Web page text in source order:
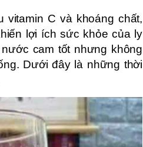
C và khoáng chất,
lợi ích sức khỏe của ly
cam tốt nhưng không
Dưới đây là những thời